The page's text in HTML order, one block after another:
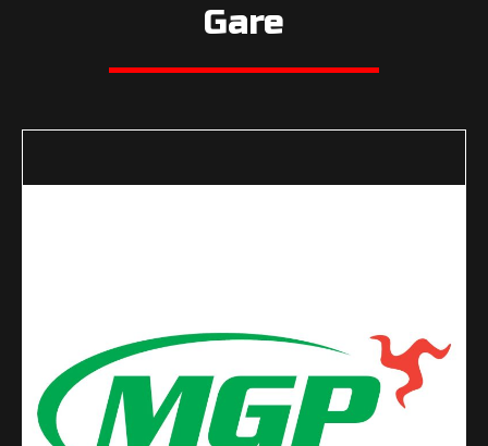
Gare